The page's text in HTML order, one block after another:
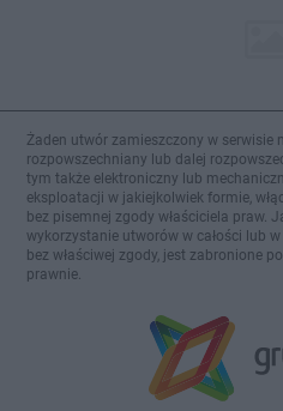
Żaden utwór zamieszczony w serwisie
rozpowszechniany lub dalej
tym także elektroniczny lub
eksploatacji w jakiejkolwiek formie,
bez pisemnej zgody właściciela praw.
wykorzystanie utworów w całości lub
bez właściwej zgody, jest zabronione
prawnie.